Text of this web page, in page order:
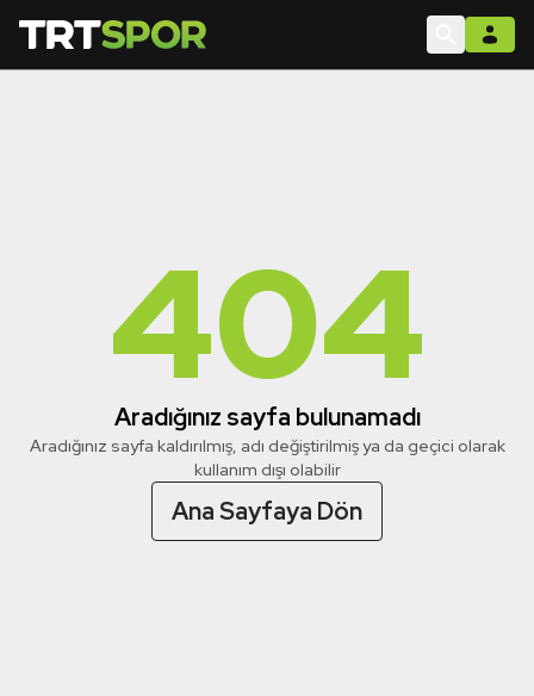
404
Aradığınız sayfa bulunamadı
Aradığınız sayfa kaldırılmış, adı değiştirilmiş ya da geçici olarak
kullanım dışı olabilir
Ana Sayfaya Dön